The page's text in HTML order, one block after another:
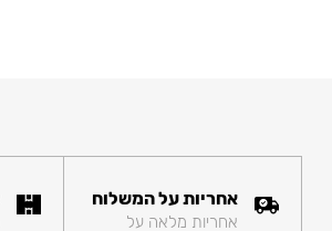
אחריות על המשלוח
אחריות מלאה על